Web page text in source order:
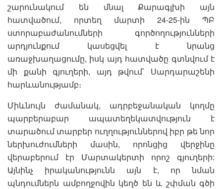
շարունակում են մնալ Քարագլխի այն
հատվածում, որտեղ մարտի 24-25-ին ՊԲ
ստորաբաժանումների գործողությունների
արդյունքում կասեցվել է նրանց
առաջխաղացումը, իսկ այդ հատվածը գտնվում է
մի քանի գյուղերի, այդ թվում՝ Սարդարաշենի
հարևանությամբ։
Միևնույն ժամանակ, ադրբեջանական կողմը
պարբերաբար ապատեղեկատվություն է
տարածում տարբեր ուղղություններով իբր թե նոր
ներխուժումների մասին, որոնցից վերջինը
վերաբերում էր Մարտակերտի որոշ գյուղերի:
Այնինչ իրականությունն այն է, որ նման
պնդումներն ամբողջովին կեղծ են և շփման գծի